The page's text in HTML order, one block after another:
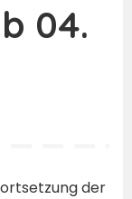
04.
der